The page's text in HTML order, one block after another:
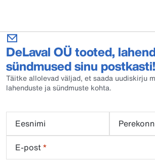
DeLaval OÜ tooted,
sündmused sinu postkasti!
Täitke allolevad väljad, et saada uudiskirju
lahenduste ja sündmuste kohta.
Eesnimi
E-post*